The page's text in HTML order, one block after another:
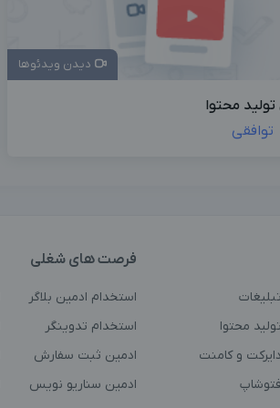
دیدن ویدئوها
محتوا
توافقی
تبلیغات
تولید محتوا
دایرکت و کامنت
فتوشاپ
فرصت های شغلی
استخدام ادمین بلاگر
استخدام تدوینگر
ادمین ثبت سفارش
ادمین سناریو نویس